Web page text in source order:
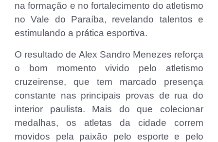
na formação e no fortalecimento do atletismo
no Vale do Paraíba, revelando talentos e
estimulando a prática esportiva.
O resultado de Alex Sandro Menezes reforça
o bom momento vivido pelo atletismo
cruzeirense, que tem marcado presença
constante nas principais provas de rua do
interior paulista. Mais do que colecionar
medalhas, os atletas da cidade correm
movidos pela paixão pelo esporte e pelo